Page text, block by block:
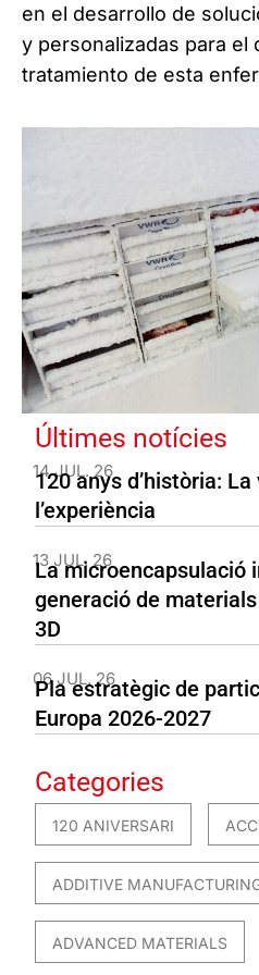
en el desarrollo de
y personalizadas para el
tratamiento de esta
Últimes notícies
14 JUL. 26
120 anys d’història: La
l’experiència
13 JUL. 26
La microencapsulació
generació de
3D
06 JUL. 26
Pla estratègic de
Europa 2026-2027
Categories
120 ANIVERSARI
ADDITIVE
ADVANCED MATERIALS